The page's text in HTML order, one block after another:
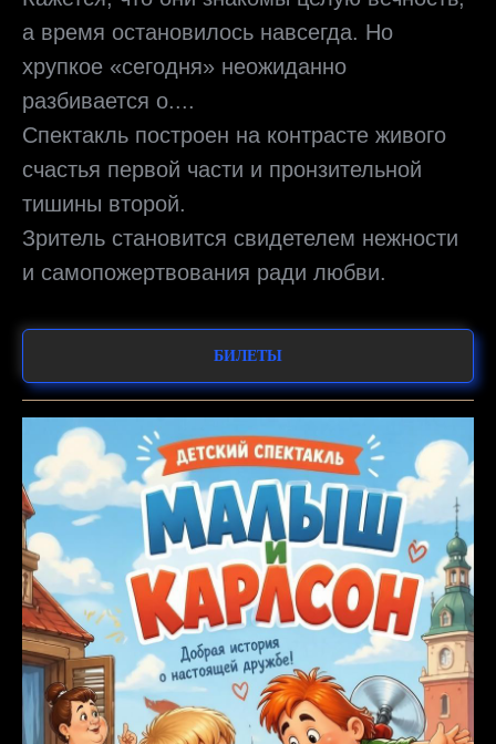
а время остановилось навсегда. Но
хрупкое «сегодня» неожиданно
разбивается о....
Спектакль построен на контрасте живого
счастья первой части и пронзительной
тишины второй.
Зритель становится свидетелем нежности
и самопожертвования ради любви.
БИЛЕТЫ